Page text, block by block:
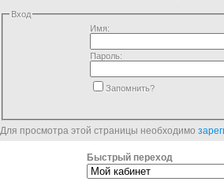
Вход
Имя:
Пароль:
Запомнить?
Для просмотра этой страницы необходимо
Быстрый переход